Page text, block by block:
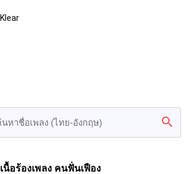
Klear
เนื้อร้องเพลง คนฟั่นเฟือง